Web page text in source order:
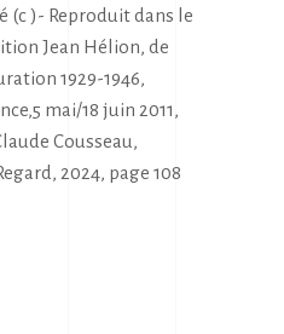
(c )- Reproduit dans le
Jean Hélion, de
1929-1946,
mai/18 juin 2011,
Cousseau,
2024, page 108